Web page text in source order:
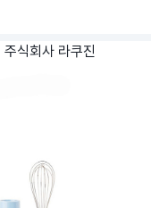
주식회사 라쿠진